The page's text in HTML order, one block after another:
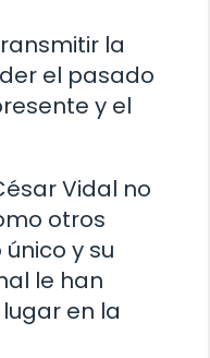
la
el pasado
y el
Vidal no
otros
y su
le han
en la